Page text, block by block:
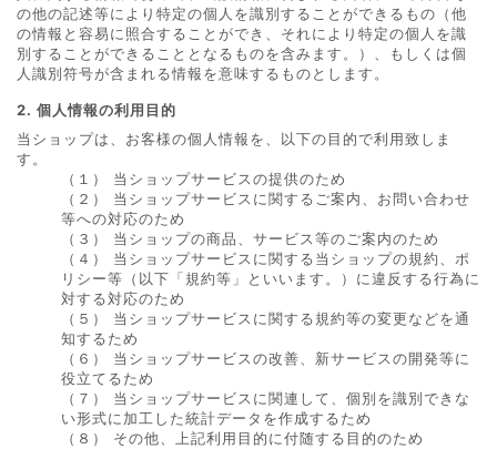
の他の記述等により特定の個人を識別することができるもの（他
の情報と容易に照合することができ、それにより特定の個人を識
別することができることとなるものを含みます。）、もしくは個
人識別符号が含まれる情報を意味するものとします。
2. 個人情報の利用目的
当ショップは、お客様の個人情報を、以下の目的で利用致しま
す。
（１） 当ショップサービスの提供のため
（２） 当ショップサービスに関するご案内、お問い合わせ
等への対応のため
（３） 当ショップの商品、サービス等のご案内のため
（４） 当ショップサービスに関する当ショップの規約、ポ
リシー等（以下「規約等」といいます。）に違反する行為に
対する対応のため
（５） 当ショップサービスに関する規約等の変更などを通
知するため
（６） 当ショップサービスの改善、新サービスの開発等に
役立てるため
（７） 当ショップサービスに関連して、個別を識別できな
い形式に加工した統計データを作成するため
（８） その他、上記利用目的に付随する目的のため